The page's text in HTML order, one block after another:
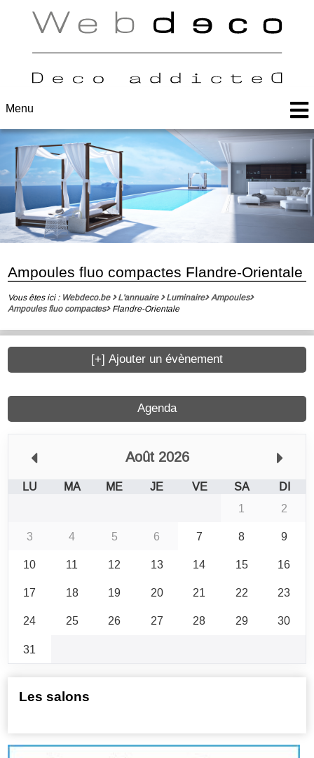
Menu
Ampoules fluo compactes Flandre-Orientale
Vous êtes ici : Webdeco.be L'annuaire Luminaire Ampoules
Ampoules fluo compactes
Flandre-Orientale
Agenda
Août 2026
LU MA ME JE VE SA
DI
1
2
3
4 5 6 7 8
9
10
11 12 13 14 15
16
17
18 19 20 21 22
23
24
25 26 27 28 29
30
31
[+] Ajouter un évènement
Les salons